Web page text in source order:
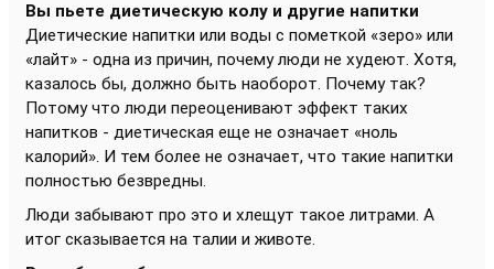
Вы пьете диетическую колу и другие напитки
Диетические напитки или воды с пометкой «зеро» или
«лайт» - одна из причин, почему люди не худеют. Хотя,
казалось бы, должно быть наоборот. Почему так?
Потому что люди переоценивают эффект таких
напитков - диетическая еще не означает «ноль
калорий». И тем более не означает, что такие напитки
полностью безвредны.
Люди забывают про это и хлещут такое литрами. А
итог сказывается на талии и животе.